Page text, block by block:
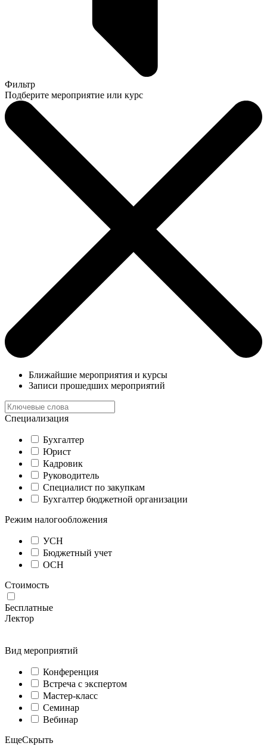
Фильтр
Подберите мероприятие или курс
Ближайшие мероприятия и курсы
Записи прошедших мероприятий
Специализация
Бухгалтер
Юрист
Кадровик
Руководитель
Специалист по закупкам
Бухгалтер бюджетной организации
Режим налогообложения
УСН
Бюджетный учет
ОСН
Стоимость
Бесплатные
Лектор
Вид мероприятий
Конференция
Встреча с экспертом
Мастер-класс
Семинар
Вебинар
ЕщеСкрыть